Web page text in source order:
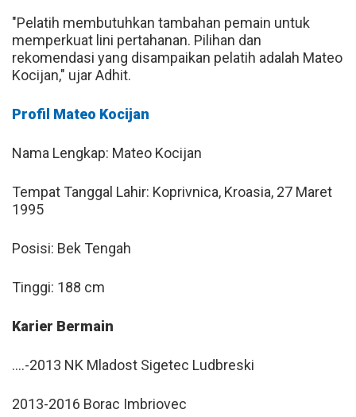
"Pelatih membutuhkan tambahan pemain untuk
memperkuat lini pertahanan. Pilihan dan
rekomendasi yang disampaikan pelatih adalah Mateo
Kocijan," ujar Adhit.
Profil Mateo Kocijan
Nama Lengkap: Mateo Kocijan
Tempat Tanggal Lahir: Koprivnica, Kroasia, 27 Maret
1995
Posisi: Bek Tengah
Tinggi: 188 cm
Karier Bermain
....-2013 NK Mladost Sigetec Ludbreski
2013-2016 Borac Imbriovec